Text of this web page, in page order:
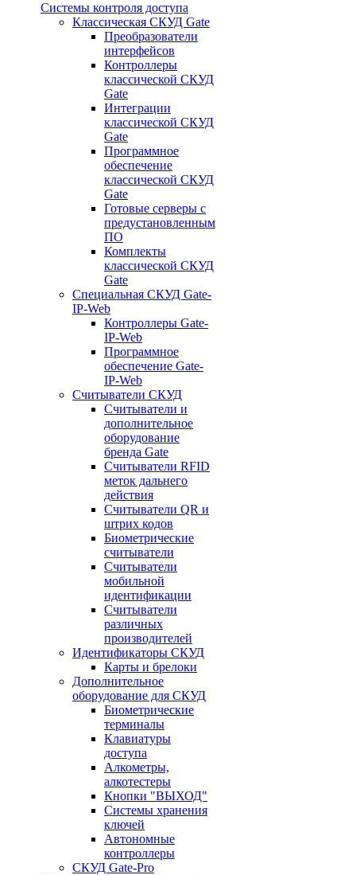
Системы контроля доступа
Классическая СКУД Gate
Преобразователи
интерфейсов
Контроллеры
классической СКУД
Gate
Интеграции
классической СКУД
Gate
Программное
обеспечение
классической СКУД
Gate
Готовые серверы с
предустановленным
ПО
Комплекты
классической СКУД
Gate
Специальная СКУД Gate-
IP-Web
Контроллеры Gate-
IP-Web
Программное
обеспечение Gate-
IP-Web
Считыватели СКУД
Считыватели и
дополнительное
оборудование
бренда Gate
Считыватели RFID
меток дальнего
действия
Считыватели QR и
штрих кодов
Биометрические
считыватели
Считыватели
мобильной
идентификации
Считыватели
различных
производителей
Идентификаторы СКУД
Карты и брелоки
Дополнительное
оборудование для СКУД
Биометрические
терминалы
Клавиатуры
доступа
Алкометры,
алкотестеры
Кнопки "ВЫХОД"
Системы хранения
ключей
Автономные
контроллеры
СКУД Gate-Pro